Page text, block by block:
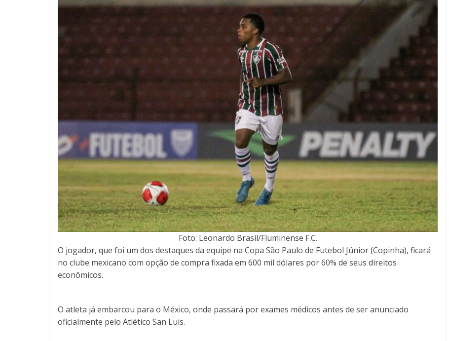
Foto: Leonardo Brasil/Fluminense F.C.
O jogador, que foi um dos destaques da equipe na Copa São Paulo de Futebol Júnior (Copinha), ficará
no clube mexicano com opção de compra fixada em 600 mil dólares por 60% de seus direitos
econômicos.
O atleta já embarcou para o México, onde passará por exames médicos antes de ser anunciado
oficialmente pelo Atlético San Luis.